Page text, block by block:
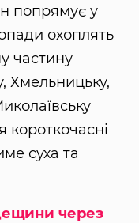
попрямує у
охоплять
частину
Хмельницьку,
короткочасні
суха та
через